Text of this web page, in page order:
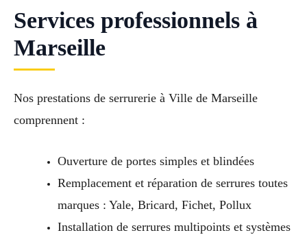
Services professionnels à
Marseille
Nos prestations de serrurerie à Ville de Marseille
comprennent :
Ouverture de portes simples et blindées
Remplacement et réparation de serrures toutes
marques : Yale, Bricard, Fichet, Pollux
Installation de serrures multipoints et systèmes